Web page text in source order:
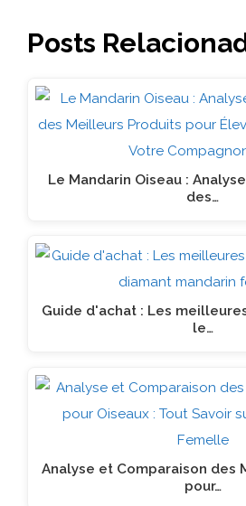
Posts
Le Mandarin Oiseau :
des…
Guide d'achat : Les
le…
Analyse et Comparaison des
pour…